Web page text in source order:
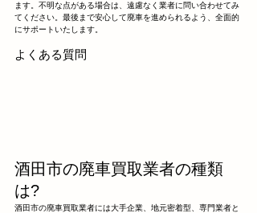
ます。不明な点がある場合は、遠慮なく業者に問い合わせてみ
てください。最後まで安心して廃車を進められるよう、全面的
にサポートいたします。
よくある質問
酒田市の廃車買取業者の種類
は?
酒田市の廃車買取業者には大手企業、地元密着型、専門業者と